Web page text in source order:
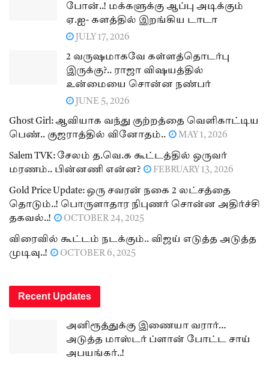
போன்..! மக்களுக்கு ஆப்பு அடிக்கும்
ஏ.ஐ- களத்தில் இறங்கிய டாடா
JULY 17, 2026
2 வருஷமாகவே கள்ளத்தொடர்பு
இருக்கு?.. ராஜா விஷயத்தில்
உன்மையை சொன்ன நண்பர்
JUNE 5, 2026
Ghost Girl: ஆவியாக வந்து குற்றத்தை வெளிகாட்டிய
பெண்.. குஜராத்தில் வினோதம்..
MAY 1, 2026
Salem TVK: சேலம் த.வெ.க கூட்டத்தில் ஒருவர்
மரணம்.. பின்னணி என்ன?
FEBRUARY 13, 2026
Gold Price Update: ஒரு சவரன் நகை 2 லட்சத்தை
தொடும்..! பொருளாதார நிபுணர் சொன்ன அதிர்ச்சி
தகவல்..!
OCTOBER 24, 2025
விரைவில் கூட்டம் நடக்கும்.. விஜய் எடுத்த அடுத்த
முடிவு..!
OCTOBER 6, 2025
Recent Updates
அனிரூத்துக்கு இணையா வரார்…
அடுத்த மாஸ்டர் ப்ளான் போட்ட சாய்
அபயங்கர்..!